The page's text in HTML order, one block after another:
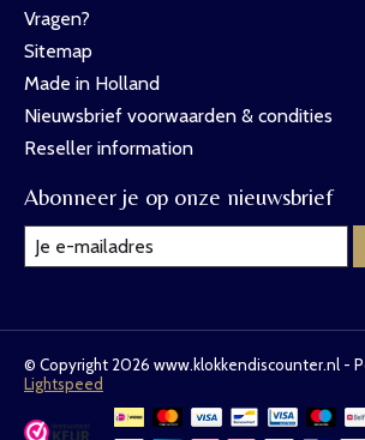
Vragen?
Sitemap
Made in Holland
Nieuwsbrief voorwaarden & condities
Reseller information
Abonneer je op onze nieuwsbrief
© Copyright 2026 www.klokkendiscounter.nl -
Lightspeed